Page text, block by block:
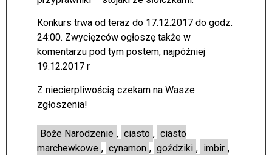
Konkurs trwa od teraz do 17.12.2017 do godz.
24:00. Zwycięzców ogłoszę także w
komentarzu pod tym postem, najpóźniej
19.12.2017 r
Z niecierpliwością czekam na Wasze
zgłoszenia!
Boże Narodzenie , ciasto , ciasto
marchewkowe , cynamon , goździki , imbir ,